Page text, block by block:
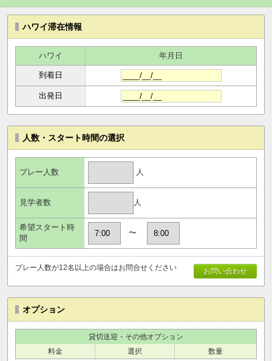
ハワイ滞在情報
ハワイ 年月日
到着日
出発日
人数・スタート時間の選択
プレー人数 人
見学者数 人
希望スタート時
間
〜
お問い合わせ
プレー人数が12名以上の場合はお問合せください
オプション
貸切送迎・その他オプション
料金
選択 数量